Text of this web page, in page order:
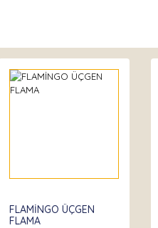
FLAMİNGO ÜÇGEN
FLAMA